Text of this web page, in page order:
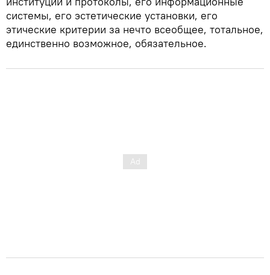
системы, его эстетические установки, его
этические критерии за нечто всеобщее, тотальное,
единственно возможное, обязательное.